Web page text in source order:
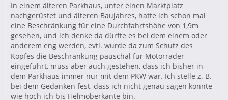
In einem älteren Parkhaus, unter einen Marktplatz
nachgerüstet und älteren Baujahres, hatte ich schon mal
eine Beschränkung für eine Durchfahrtshöhe von 1,9m
gesehen, und ich denke da dürfte es bei dem einem oder
anderem eng werden, evtl. wurde da zum Schutz des
Kopfes die Beschränkung pauschal für Motorräder
eingeführt, muss aber auch gestehen, dass ich bisher in
dem Parkhaus immer nur mit dem PKW war. Ich stelle z. B.
bei dem Gedanken fest, dass ich nicht genau sagen könnte
wie hoch ich bis Helmoberkante bin.